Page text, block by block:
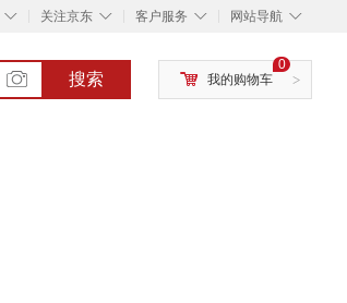
◇ ◇
关注京东 ◇
客户服务 ◇
网站导航
搜索 >
0
我的购物车